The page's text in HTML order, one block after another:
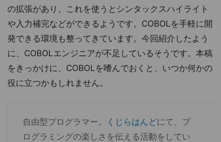
の拡張があり、これを使うとシンタックスハイライト
や入力補完などができるようです。COBOLを手軽に開
発できる環境も整ってきています。今回紹介したよう
に、COBOLエンジニアが不足しているそうです。本稿
をきっかけに、COBOLを嗜んでおくと、いつか何かの
役に立つかもしれません。
自由型プログラマー。 くじらはんどにて、プ
ログラミングの楽しさを伝える活動をしてい